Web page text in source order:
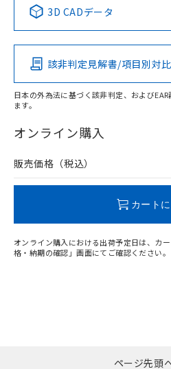
Pb Hg
O
在庫等で未対応品が混在する可
問い合わせください。
3D CADデータ
該非判定見解書/項目別対
日本の外為法に基づく該非判定、および
ます。
オンライン購入
販売価格（税込）
カート
オンライン購入における出荷予定日は、カ
格・納期の確認」画面にてご確認ください。
ページ先頭